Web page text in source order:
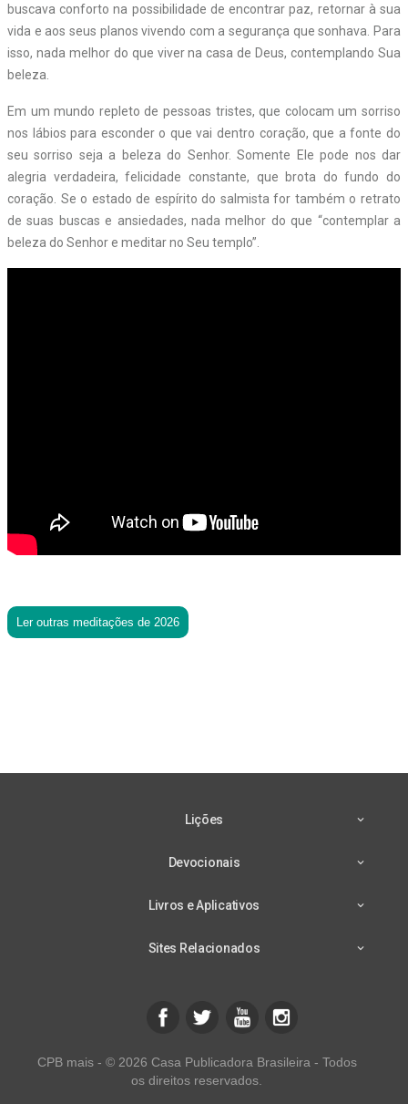
buscava conforto na possibilidade de encontrar paz, retornar à sua
vida e aos seus planos vivendo com a segurança que sonhava. Para
isso, nada melhor do que viver na casa de Deus, contemplando Sua
beleza.
Em um mundo repleto de pessoas tristes, que colocam um sorriso
nos lábios para esconder o que vai dentro coração, que a fonte do
seu sorriso seja a beleza do Senhor. Somente Ele pode nos dar
alegria verdadeira, felicidade constante, que brota do fundo do
coração. Se o estado de espírito do salmista for também o retrato
de suas buscas e ansiedades, nada melhor do que “contemplar a
beleza do Senhore meditar no Seu templo”.
Ler outras meditações de 2026
Lições
Devocionais
Livros e Aplicativos
Sites Relacionados
CPB mais - © 2026 Casa Publicadora Brasileira - Todos
os direitos reservados.